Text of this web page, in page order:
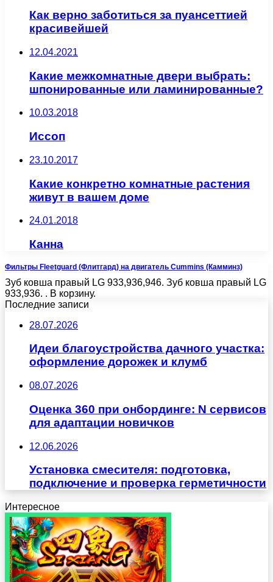
Как верно заботиться за пуансеттией
красивейшей
12.04.2021
Какие межкомнатные двери выбрать:
шпонированные или ламинированные?
10.03.2018
Иссоп
23.10.2017
Какие конкретно комнатные растения
живут в вашем доме
24.01.2018
Канна
Фильтры Fleetguard (Флитгард) на двигатель Cummins (Камминз)
Зуб ковша правый LG 933,936,946. Зуб ковша правый LG
933,936. . В корзину.
Последние записи
28.07.2026
Идеи благоустройства дачного участка:
оформление дорожек и клумб
08.07.2026
Оценка 360 при онбординге: N сервисов
для адаптации новичков
12.06.2026
Установка смесителя: подготовка,
подключение и проверка герметичности
Интересное